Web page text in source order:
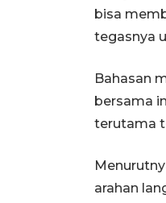
bisa
tegasnya
Bahasan
bersama
terutama
arahan